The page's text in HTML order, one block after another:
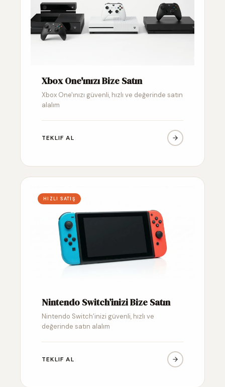
Xbox One'ınızı Bize Satın
Xbox One'ınızı güvenli, hızlı ve değerinde satın
alalım
TEKLIF AL
HIZLI SATIŞ
Nintendo Switch’inizi Bize Satın
Nintendo Switch’inizi güvenli, hızlı ve
değerinde satın alalım
TEKLIF AL